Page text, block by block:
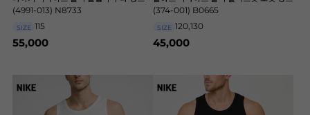
(4991-013) N8733
SIZE 115
55,000
(374-001) B0665
SIZE 120,130
45,000